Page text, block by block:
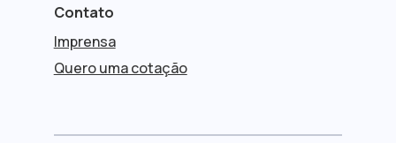
Contato
Imprensa
Quero uma cotação